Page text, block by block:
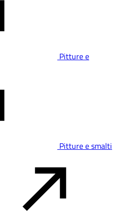
Pitture e
Pitture e smalti